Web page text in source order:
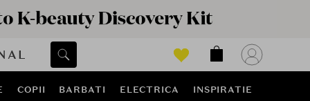
COPII BARBATI ELECTRICA INSPIRATIE